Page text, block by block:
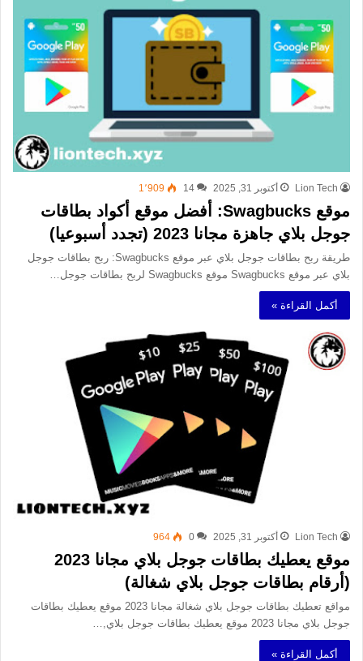
Lion Tech أكتوبر 31, 2025 14 1٬909
موقع Swagbucks: أفضل موقع أكواد بطاقات
جوجل بلاي جاهزة مجانا 2023 (تجدد أسبوعيا)
طريقة ربح بطاقات جوجل بلاي عبر موقع Swagbucks: ربح بطاقات جوجل
بلاي عبر موقع Swagbucks موقع Swagbucks لربح بطاقات جوجل…
أكمل القراءة »
Lion Tech أكتوبر 31, 2025 0
964
موقع يعطيك بطاقات جوجل بلاي مجانا 2023
(أرقام بطاقات جوجل بلاي شغالة)
مواقع تعطيك بطاقات جوجل بلاي شغالة مجانا 2023 موقع يعطيك بطاقات
جوجل بلاي مجانا 2023 موقع يعطيك بطاقات جوجل بلاي,…
أكمل القراءة »